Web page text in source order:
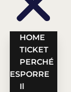
HOME
TICKET
PERCHÉ
ESPORRE
Il